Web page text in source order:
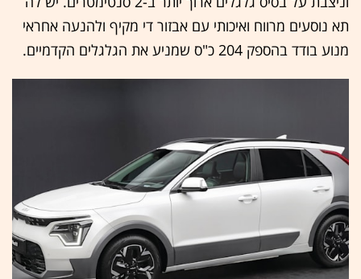
תא נוסעים מרווח ואיכותי עם אבזור די מקיף ולהנעה אחראי
מנוע בודד בהספק 204 כ"ס שמניע את הגלגלים הקדמיים.